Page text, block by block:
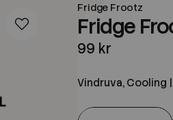
Fridge Frootz
Fridge
99 kr
Vindruva, Cooling